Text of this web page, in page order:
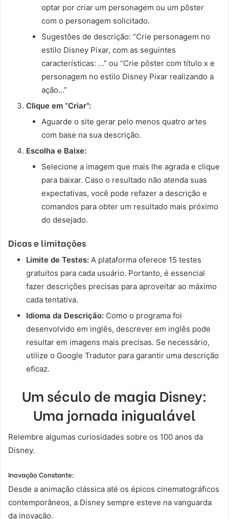
optar por criar um personagem ou um pôster
com o personagem solicitado.
Sugestões de descrição: “Crie personagem no
estilo Disney Pixar, com as seguintes
características: …” ou “Crie pôster com título x e
personagem no estilo Disney Pixar realizando a
ação…”
Clique em “Criar”:
Aguarde o site gerar pelo menos quatro artes
com base na sua descrição.
Escolha e Baixe:
Selecione a imagem que mais lhe agrada e clique
para baixar. Caso o resultado não atenda suas
expectativas, você pode refazer a descrição e
comandos para obter um resultado mais próximo
do desejado.
Dicas e limitações
Limite de Testes: A plataforma oferece 15 testes
gratuitos para cada usuário. Portanto, é essencial
fazer descrições precisas para aproveitar ao máximo
cada tentativa.
Idioma da Descrição: Como o programa foi
desenvolvido em inglês, descrever em inglês pode
resultar em imagens mais precisas. Se necessário,
utilize o Google Tradutor para garantir uma descrição
eficaz.
Um século de magia Disney:
Uma jornada inigualável
Relembre algumas curiosidades sobre os 100 anos da
Disney.
Inovação Constante:
Desde a animação clássica até os épicos cinematográficos
contemporâneos, a Disney sempre esteve na vanguarda
da inovação.